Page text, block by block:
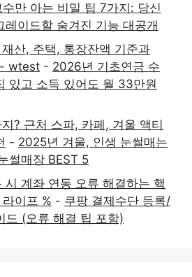
만 아는 비밀 팁 7가지: 당신
레이드할 숨겨진 기능 대공개
산, 주택, 통장잔액 기준과
wtest - 2026년 기초연금 수
있고 소득 있어도 월 33만원
? 근처 스파, 카페, 겨울 액티
- 2025년 겨울, 인생 눈썰매는
썰매장 BEST 5
시 계좌 연동 오류 해결하는 핵
이프 % - 쿠팡 결제수단 등록/
드 (오류 해결 팁 포함)